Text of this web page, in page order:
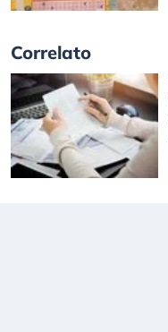
Correlato